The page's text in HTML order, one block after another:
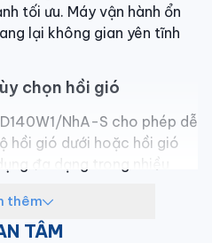
sách Hãng
tối ưu. Máy vận hành ổn
lại không gian yên tĩnh
chọn hồi gió
NhA-S cho phép dễ
hồi gió dưới hoặc hồi gió
đa dạng trong nhiều
dạng
thêm
TÂM